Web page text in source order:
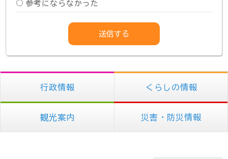
参考にならなかった
行政情報 くらしの情報
観光案内 災害・防災情報